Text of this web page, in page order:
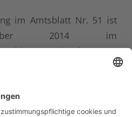
im Amtsblatt Nr. 51 ist
2014 im
Nottuln das neue
mit einer Geltungsdauer
wurden im Auftrag
Nottuln die